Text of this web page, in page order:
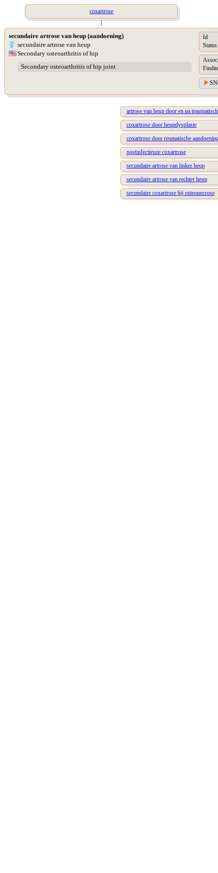
coxartrose
|
secundaire artrose van heup (aandoening)
secundaire artrose van heup
Secondary osteoarthritis of hip
Secondary osteoarthritis of hip joint
Id
Status
artrose van heup door en na
coxartrose door heupdysplasie
coxartrose door reumatische
postinfectieuze coxartrose
secundaire artrose van linker heup
secundaire artrose van rechter heup
secundaire coxartrose bij osteonecrose